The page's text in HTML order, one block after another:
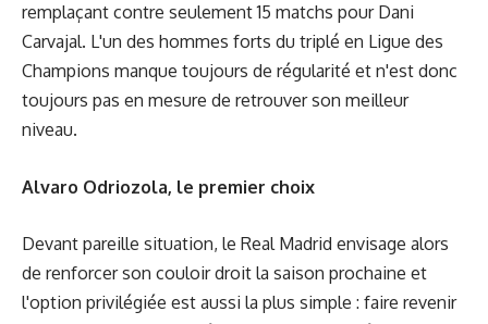
remplaçant contre seulement 15 matchs pour Dani
Carvajal. L'un des hommes forts du triplé en Ligue des
Champions manque toujours de régularité et n'est donc
toujours pas en mesure de retrouver son meilleur
niveau.
Alvaro Odriozola, le premier choix
Devant pareille situation, le Real Madrid envisage alors
de renforcer son couloir droit la saison prochaine et
l'option privilégiée est aussi la plus simple : faire revenir